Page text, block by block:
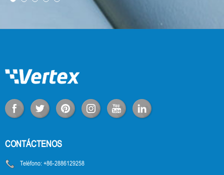
CONTÁCTENOS
Teléfono: +86-2886129258